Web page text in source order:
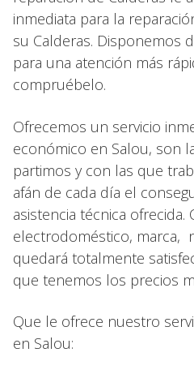
inmediata para la
su Calderas. Disponemos
para una atención más
compruébelo.
Ofrecemos un servicio
económico en Salou, son
partimos y con las que
afán de cada día el
asistencia técnica ofrecida.
electrodoméstico, marca,
quedará totalmente
que tenemos los precios
Que le ofrece nuestro
en Salou: